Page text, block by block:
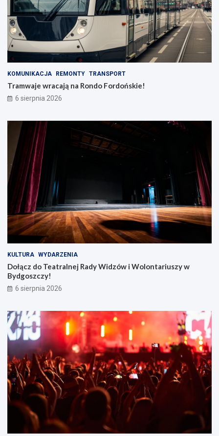
KOMUNIKACJA REMONTY TRANSPORT
Tramwaje wracają na Rondo Fordońskie!
6 sierpnia 2026
KULTURA WYDARZENIA
Dołącz do Teatralnej Rady Widzów i Wolontariuszy w
Bydgoszczy!
6 sierpnia 2026